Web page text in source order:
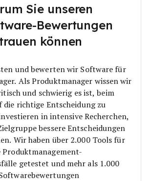
Sie unseren
Bewertungen
können
und bewerten wir Software für
Als Produktmanager wissen wir
und schwierig es ist, beim
die richtige Entscheidung zu
in intensive Recherchen,
bessere Entscheidungen
Wir haben über 2.000 Tools für
Produktmanagement-
getestet und mehr als 1.000